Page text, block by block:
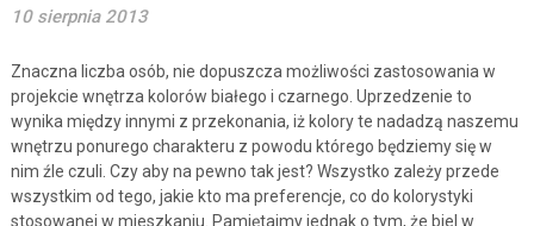
10 sierpnia 2013
Znaczna liczba osób, nie dopuszcza możliwości zastosowania w
projekcie wnętrza kolorów białego i czarnego. Uprzedzenie to
wynika między innymi z przekonania, iż kolory te nadadzą naszemu
wnętrzu ponurego charakteru z powodu którego będziemy się w
nim źle czuli. Czy aby na pewno tak jest? Wszystko zależy przede
wszystkim od tego, jakie kto ma preferencje, co do kolorystyki
stosowanej w mieszkaniu. Pamiętajmy jednak o tym, że biel w